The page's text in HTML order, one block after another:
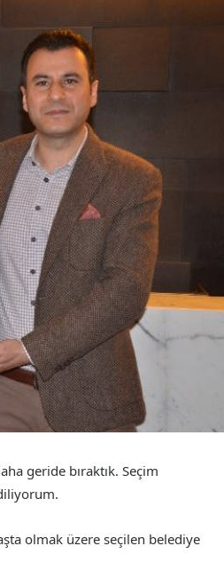
geride bıraktık. Seçim
olmak üzere seçilen belediye